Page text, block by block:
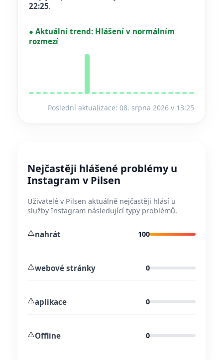
22:25.
● Aktuální trend: Hlášení v normálním
rozmezí
Poslední aktualizace: 08. srpna 2026 v 13:25
Nejčastěji hlášené problémy u
Instagram v Pilsen
Uživatelé v Pilsen aktuálně nejčastěji hlásí u
služby Instagram následující typy problémů.
⚠️nahrát 100
⚠️webové stránky 0
⚠️aplikace 0
⚠️Offline 0